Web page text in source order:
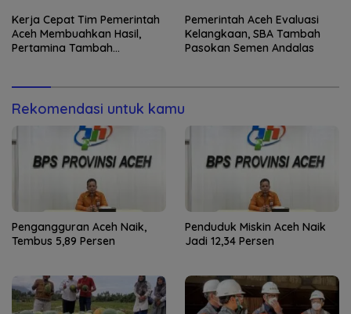
Kerja Cepat Tim Pemerintah
Aceh Membuahkan Hasil,
Pertamina Tambah
Pemerintah Aceh Evaluasi
Kelangkaan, SBA Tambah
Pasokan Semen Andalas
Rekomendasi untuk kamu
Pengangguran Aceh Naik,
Tembus 5,89 Persen
Penduduk Miskin Aceh Naik
Jadi 12,34 Persen